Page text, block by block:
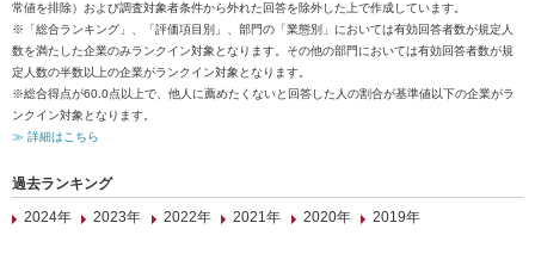
常値を排除）および調査対象者条件から外れた回答を除外した上で作成しています。
※「総合ランキング」、「評価項目別」、部門の「業態別」においては有効回答者数が規定人
数を満たした企業のみランクイン対象となります。その他の部門においては有効回答者数が規
定人数の半数以上の企業がランクイン対象となります。
※総合得点が60.0点以上で、他人に薦めたくないと回答した人の割合が基準値以下の企業がラ
ンクイン対象となります。
≫ 詳細はこちら
過去ランキング
2024年
2023年 2022年 2021年 2020年 2019年